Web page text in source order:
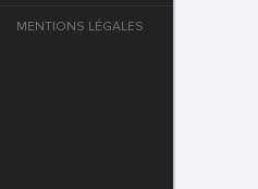
MENTIONS LÉGALES